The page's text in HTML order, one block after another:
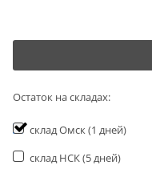
Остаток на складах:
склад Омск (1 дней)
склад НСК(5 дней)